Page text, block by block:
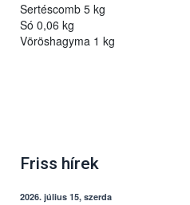
Sertéscomb 5 kg
Só 0,06 kg
Vöröshagyma 1 kg
Friss hírek
2026. július 15, szerda